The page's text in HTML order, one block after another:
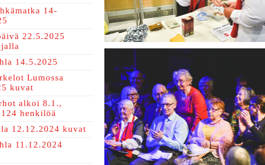
14-
22.5.2025
14.5.2025
Lumossa
kuvat
alkoi 8.1.,
henkilöä
12.12.2024 kuvat
11.12.2024